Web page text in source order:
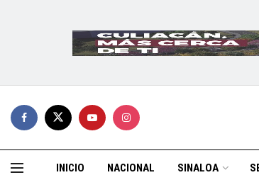
INICIO NACIONAL SINALOA